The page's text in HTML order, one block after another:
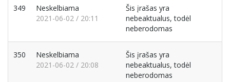
349
Neskelbiama
2021-06-02 / 20:11
Šis įrašas yra
nebeaktualus, todėl
neberodomas
350
Neskelbiama
2021-06-02 / 20:08
Šis įrašas yra
nebeaktualus, todėl
neberodomas